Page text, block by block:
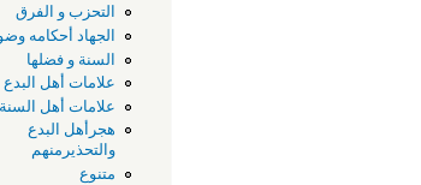
التحزب و الفرق
الجهاد أحكامه
السنة و فضلها
علامات أهل البدع
علامات أهل السنة
هجرأهل البدع
والتحذيرمنهم
متنوع